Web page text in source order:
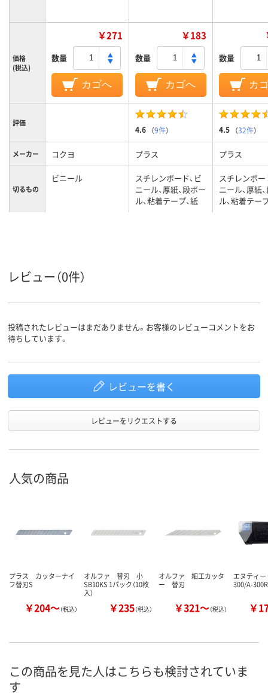
価格
(税込)
￥271
数量
カゴへ
￥183
数量
カゴへ
数量
カ
評価
4.6 （9件） 4.5 （32件）
メーカー コクヨ プラス プラス
切るもの
ビニール
スチレンボード、ビ
ニール、厚紙、段ボー
ル、粘着テープ、紙
スチレンボー
ニール、厚紙
ル、粘着テー
レビュー（0件）
投稿されたレビューはまだありません。お客様のレビューコメントをお
待ちしています。
レビューを書く
レビューをリクエストする
人気の商品
プラス カッターナイ
フ替刃S
￥204～（税込）
オルファ 替刃 小
SB10KS 1パック（10枚
入）
￥235（税込）
オルファ 細工カッタ
ー 替刃
￥321～（税込）
エヌティ
300/A-
￥
この商品を見た人はこちらも検討されていま
す